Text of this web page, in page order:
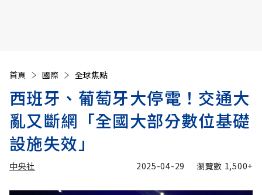
首頁 國際 全球焦點
西班牙、葡萄牙大停電！交通大
亂又斷網「全國大部分數位基礎
設施失效」
中央社 2025-04-29 瀏覽數 1,500+